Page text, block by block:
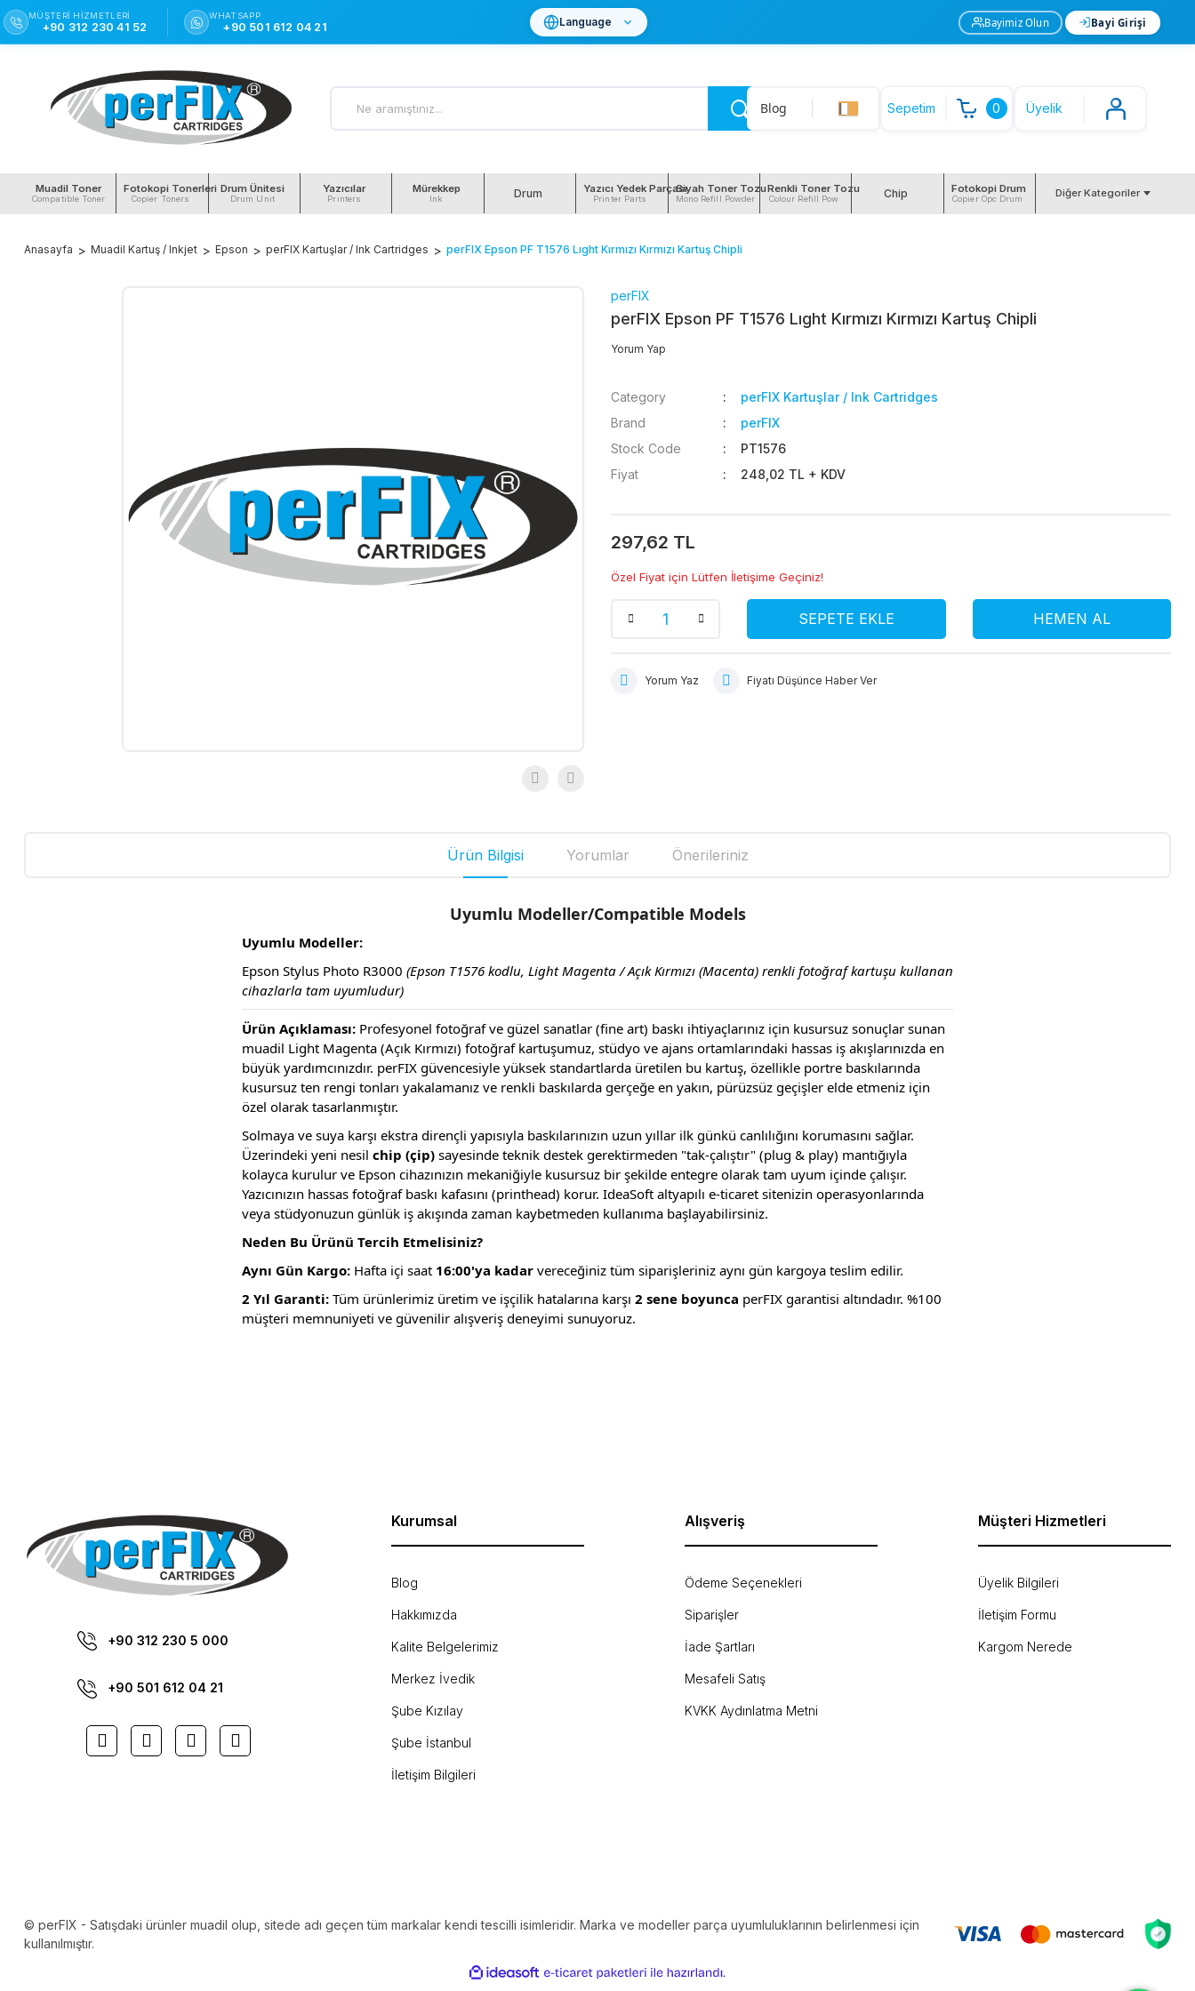
MÜŞTERI HIZMETLERI
+90 312 230 41 52
WHATSAPP
+90 501 612 04 21 Language Bayimiz Olun Bayi Girişi
Blog Sepetim 0 Üyelik
Muadil Toner
Compatible Toner
Fotokopi Tonerleri
Copier Toners
Drum Ünitesi
Drum Unit
Yazıcılar
Printers
Mürekkep
Ink Drum Yazıcı Yedek Parçası
Printer Parts
Siyah Toner Tozu
Mono Refill Powder
Renkli Toner Tozu
Colour Refill Pow Chip Fotokopi Drum
Copier Opc Drum Diğer Kategoriler
Anasayfa Muadil Kartuş / Inkjet Epson perFIX Kartuşlar / Ink Cartridges perFIX Epson PF T1576 Lıght Kırmızı Kırmızı Kartuş Chipli
perFIX
perFIX Epson PF T1576 Lıght Kırmızı Kırmızı Kartuş Chipli
Yorum Yap
Category
perFIX Kartuşlar / Ink Cartridges
Brand
perFIX
Stock Code
PT1576
Fiyat
248,02 TL + KDV
297,62 TL
Özel Fiyat için Lütfen İletişime Geçiniz!
SEPETE EKLE HEMEN AL
Yorum Yaz Fiyatı Düşünce Haber Ver
Ürün Bilgisi Yorumlar Önerileriniz
Uyumlu Modeller/Compatible Models
Uyumlu Modeller:
Epson Stylus Photo R3000 (Epson T1576 kodlu, Light Magenta / Açık Kırmızı (Macenta) renkli fotoğraf kartuşu kullanan
cihazlarla tam uyumludur)
Ürün Açıklaması: Profesyonel fotoğraf ve güzel sanatlar (fine art) baskı ihtiyaçlarınız için kusursuz sonuçlar sunan
muadil Light Magenta (Açık Kırmızı) fotoğraf kartuşumuz, stüdyo ve ajans ortamlarındaki hassas iş akışlarınızda en
büyük yardımcınızdır. perFIX güvencesiyle yüksek standartlarda üretilen bu kartuş, özellikle portre baskılarında
kusursuz ten rengi tonları yakalamanız ve renkli baskılarda gerçeğe en yakın, pürüzsüz geçişler elde etmeniz için
özel olarak tasarlanmıştır.
Solmaya ve suya karşı ekstra dirençli yapısıyla baskılarınızın uzun yıllar ilk günkü canlılığını korumasını sağlar.
Üzerindeki yeni nesil chip (çip) sayesinde teknik destek gerektirmeden "tak-çalıştır" (plug & play) mantığıyla
kolayca kurulur ve Epson cihazınızın mekaniğiyle kusursuz bir şekilde entegre olarak tam uyum içinde çalışır.
Yazıcınızın hassas fotoğraf baskı kafasını (printhead) korur. IdeaSoft altyapılı e-ticaret sitenizin operasyonlarında
veya stüdyonuzun günlük iş akışında zaman kaybetmeden kullanıma başlayabilirsiniz.
Neden Bu Ürünü Tercih Etmelisiniz?
Aynı Gün Kargo: Hafta içi saat 16:00'ya kadar vereceğiniz tüm siparişleriniz aynı gün kargoya teslim edilir.
2 Yıl Garanti: Tüm ürünlerimiz üretim ve işçilik hatalarına karşı 2 sene boyunca perFIX garantisi altındadır. %100
müşteri memnuniyeti ve güvenilir alışveriş deneyimi sunuyoruz.
+90 312 230 5 000
+90 501 612 04 21
Kurumsal
Blog
Hakkımızda
Kalite Belgelerimiz
Merkez İvedik
Şube Kızılay
Şube İstanbul
İletişim Bilgileri
Alışveriş
Ödeme Seçenekleri
Siparişler
İade Şartları
Mesafeli Satış
KVKK Aydınlatma Metni
Müşteri Hizmetleri
Üyelik Bilgileri
İletişim Formu
Kargom Nerede
© perFIX - Satışdaki ürünler muadil olup, sitede adı geçen tüm markalar kendi tescilli isimleridir. Marka ve modeller parça uyumluluklarının belirlenmesi için
kullanılmıştır.
ideasoft
e-